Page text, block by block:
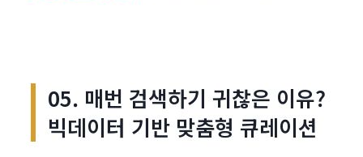
05. 매번 검색하기 귀찮은 이유?
빅데이터 기반 맞춤형 큐레이션